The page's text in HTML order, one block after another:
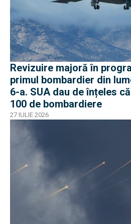
Revizuire majoră în
primul bombardier din
6-a. SUA dau de înțeles
100 de bombardiere
27 IULIE 2026